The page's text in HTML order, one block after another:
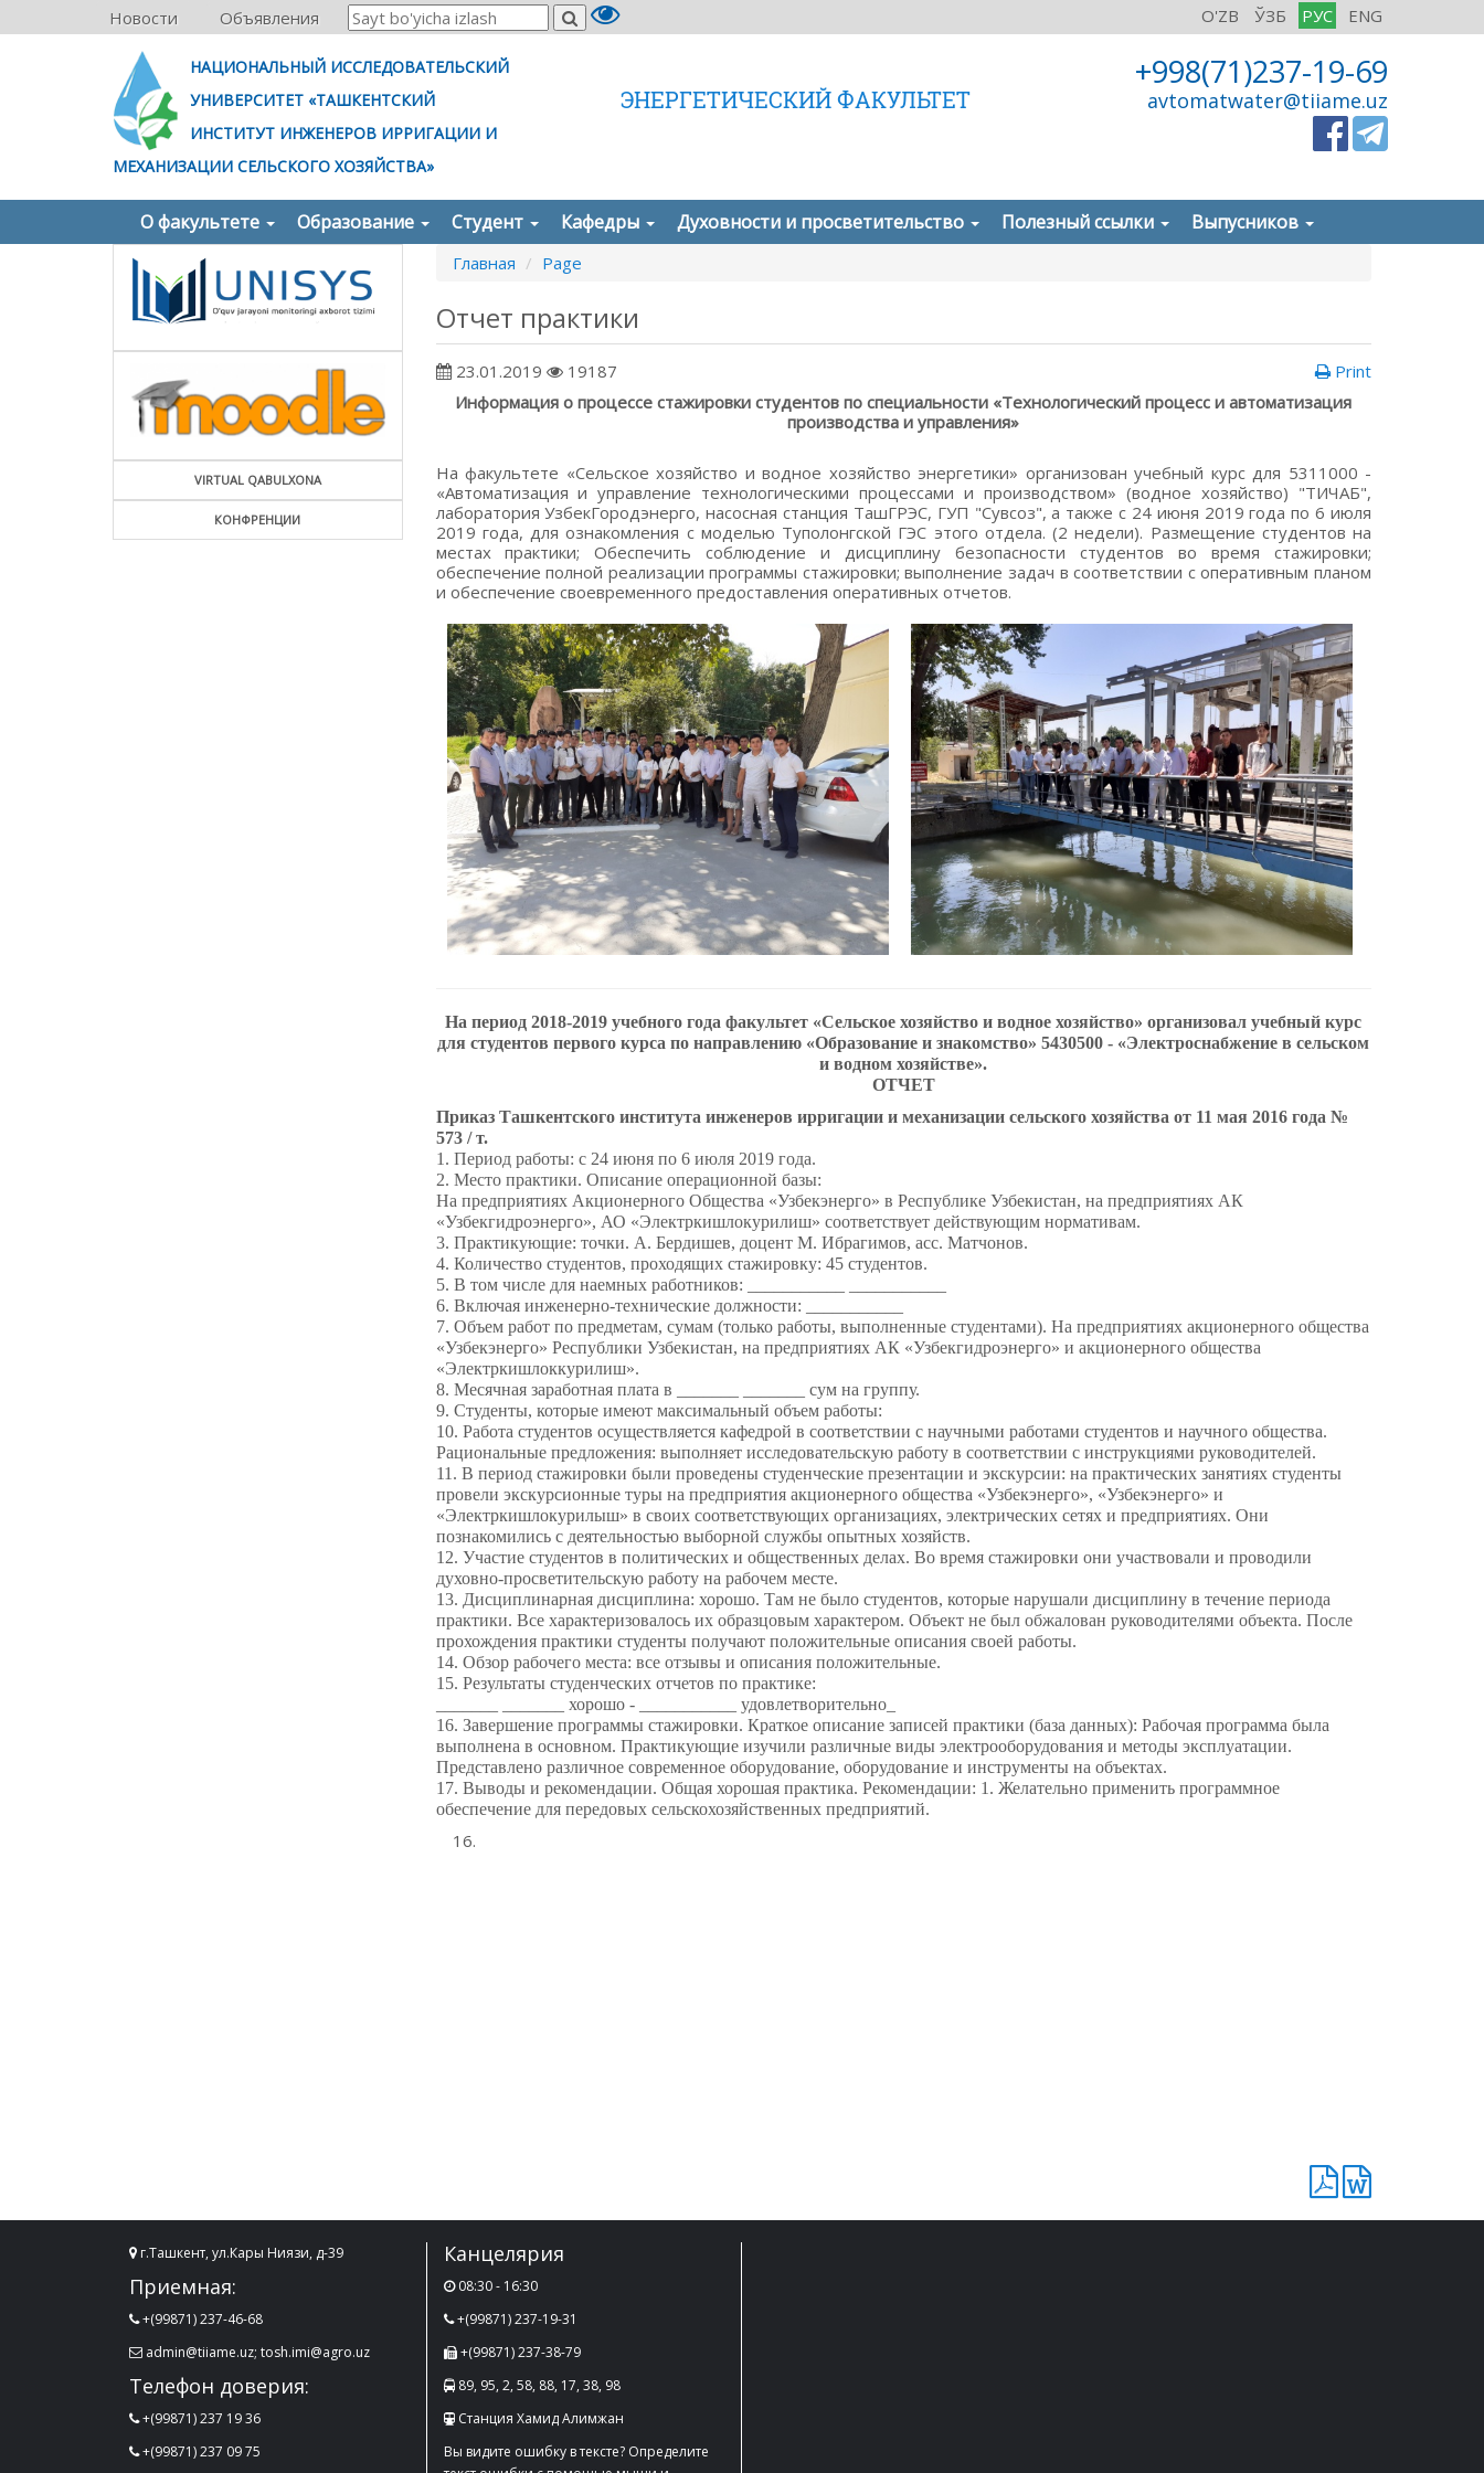
Новости Объявления O'ZB ЎЗБ РУС ENG
НАЦИОНАЛЬНЫЙ ИССЛЕДОВАТЕЛЬСКИЙ
УНИВЕРСИТЕТ «ТАШКЕНТСКИЙ
ИНСТИТУТ ИНЖЕНЕРОВ ИРРИГАЦИИ И
МЕХАНИЗАЦИИ СЕЛЬСКОГО ХОЗЯЙСТВА»
ЭНЕРГЕТИЧЕСКИЙ ФАКУЛЬТЕТ
+998(71)237-19-69
avtomatwater@tiiame.uz
О факультете Образование Студент Кафедры Духовности и просветительство Полезный ссылки Выпусников
VIRTUAL QABULXONA
КОНФРЕНЦИИ
Главная Page
Отчет практики
23.01.2019 19187
Print
Информация о процессе стажировки студентов по специальности «Технологический процесс и автоматизация
производства и управления»
На факультете «Сельское хозяйство и водное хозяйство энергетики» организован учебный курс для 5311000 -
«Автоматизация и управление технологическими процессами и производством» (водное хозяйство) "ТИЧАБ",
лаборатория УзбекГородэнерго, насосная станция ТашГРЭС, ГУП "Сувсоз", а также с 24 июня 2019 года по 6 июля
2019 года, для ознакомления с моделью Туполонгской ГЭС этого отдела. (2 недели). Размещение студентов на
местах практики; Обеспечить соблюдение и дисциплину безопасности студентов во время стажировки;
обеспечение полной реализации программы стажировки; выполнение задач в соответствии с оперативным планом
и обеспечение своевременного предоставления оперативных отчетов.
На период 2018-2019 учебного года факультет «Сельское хозяйство и водное хозяйство» организовал учебный курс
для студентов первого курса по направлению «Образование и знакомство» 5430500 - «Электроснабжение в сельском
и водном хозяйстве».
ОТЧЕТ
Приказ Ташкентского института инженеров ирригации и механизации сельского хозяйства от 11 мая 2016 года №
573 / т.
1. Период работы: с 24 июня по 6 июля 2019 года.
2. Место практики. Описание операционной базы:
На предприятиях Акционерного Общества «Узбекэнерго» в Республике Узбекистан, на предприятиях АК
«Узбекгидроэнерго», АО «Электркишлокурилиш» соответствует действующим нормативам.
3. Практикующие: точки. А. Бердишев, доцент М. Ибрагимов, асс. Матчонов.
4. Количество студентов, проходящих стажировку: 45 студентов.
5. В том числе для наемных работников: ___________ ___________
6. Включая инженерно-технические должности: ___________
7. Объем работ по предметам, сумам (только работы, выполненные студентами). На предприятиях акционерного общества
«Узбекэнерго» Республики Узбекистан, на предприятиях АК «Узбекгидроэнерго» и акционерного общества
«Электркишлоккурилиш».
8. Месячная заработная плата в _______ _______ сум на группу.
9. Студенты, которые имеют максимальный объем работы:
10. Работа студентов осуществляется кафедрой в соответствии с научными работами студентов и научного общества.
Рациональные предложения: выполняет исследовательскую работу в соответствии с инструкциями руководителей.
11. В период стажировки были проведены студенческие презентации и экскурсии: на практических занятиях студенты
провели экскурсионные туры на предприятия акционерного общества «Узбекэнерго», «Узбекэнерго» и
«Электркишлокурилыш» в своих соответствующих организациях, электрических сетях и предприятиях. Они
познакомились с деятельностью выборной службы опытных хозяйств.
12. Участие студентов в политических и общественных делах. Во время стажировки они участвовали и проводили
духовно-просветительскую работу на рабочем месте.
13. Дисциплинарная дисциплина: хорошо. Там не было студентов, которые нарушали дисциплину в течение периода
практики. Все характеризовалось их образцовым характером. Объект не был обжалован руководителями объекта. После
прохождения практики студенты получают положительные описания своей работы.
14. Обзор рабочего места: все отзывы и описания положительные.
15. Результаты студенческих отчетов по практике:
_______ _______ хорошо - ___________ удовлетворительно_
16. Завершение программы стажировки. Краткое описание записей практики (база данных): Рабочая программа была
выполнена в основном. Практикующие изучили различные виды электрооборудования и методы эксплуатации.
Представлено различное современное оборудование, оборудование и инструменты на объектах.
17. Выводы и рекомендации. Общая хорошая практика. Рекомендации: 1. Желательно применить программное
обеспечение для передовых сельскохозяйственных предприятий.
г.Ташкент, ул.Кары Ниязи, д-39
Приемная:
+(99871) 237-46-68
admin@tiiame.uz; tosh.imi@agro.uz
Телефон доверия:
+(99871) 237 19 36
+(99871) 237 09 75
Канцелярия
08:30 - 16:30
+(99871) 237-19-31
+(99871) 237-38-79
89, 95, 2, 58, 88, 17, 38, 98
Станция Хамид Алимжан
Вы видите ошибку в тексте? Определите